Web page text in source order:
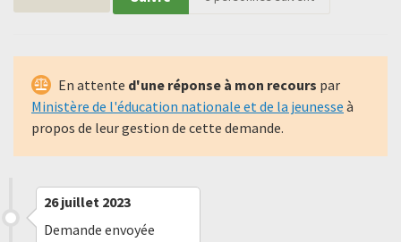
En attente d'une réponse à mon recours par
Ministère de l'éducation nationale et de la jeunesse à
propos de leur gestion de cette demande.
26 juillet 2023
Demande envoyée